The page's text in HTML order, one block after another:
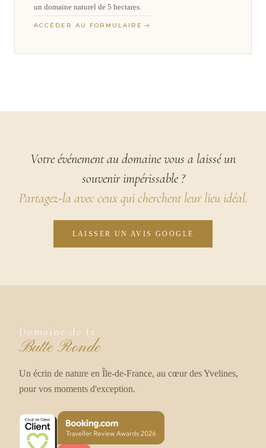
un domaine naturel de 5 hectares.
ACCÉDER AU FORMULAIRE
Votre événement au domaine vous a laissé un
souvenir impérissable ?
Partagez-la avec ceux qui cherchent leur lieu idéal.
LAISSER UN AVIS GOOGLE
Domaine de la
Butte Ronde
Un écrin de nature en Île-de-France, au cœur des Yvelines,
pour vos moments d'exception.